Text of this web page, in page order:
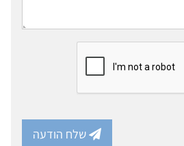
שלח הודעה